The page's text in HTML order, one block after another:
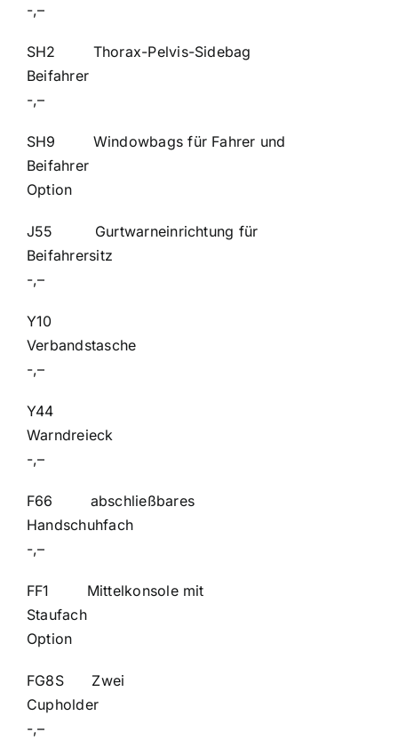
-,–
SH2 Thorax-Pelvis-Sidebag
-,–
SH9 Windowbags für Fahrer und
Option
J55 Gurtwarneinrichtung für
-,–
Y10
-,–
Y44
-,–
F66 abschließbares
-,–
FF1 Mittelkonsole mit
Option
FG8S Zwei
-,–